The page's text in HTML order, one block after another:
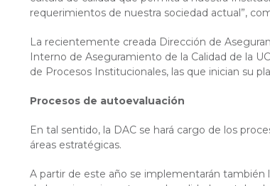
requerimientos de nuestra sociedad actual”,
La recientemente creada Dirección de
Interno de Aseguramiento de la Calidad de la
de Procesos Institucionales, las que inician su
Procesos de autoevaluación
En tal sentido, la DAC se hará cargo de los
áreas estratégicas.
A partir de este año se implementarán también